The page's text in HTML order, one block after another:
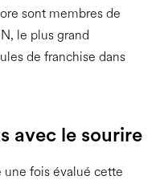
sont membres de
le plus grand
de franchise dans
avec le sourire
une fois évalué cette